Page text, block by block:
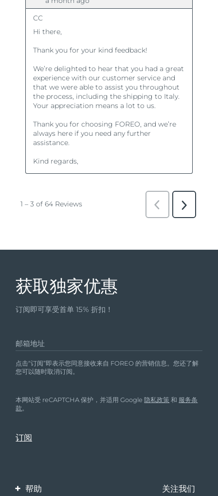
获取独家优惠
订阅即可享受首单 15% 折扣！
邮箱地址
点击“订阅”即表示您同意接收来自 FOREO 的营销信息。您还了解
您可以随时取消订阅。
本网站受 reCAPTCHA 保护，并适用 Google隐私政策 和 服务条
款。
帮助 关注我们